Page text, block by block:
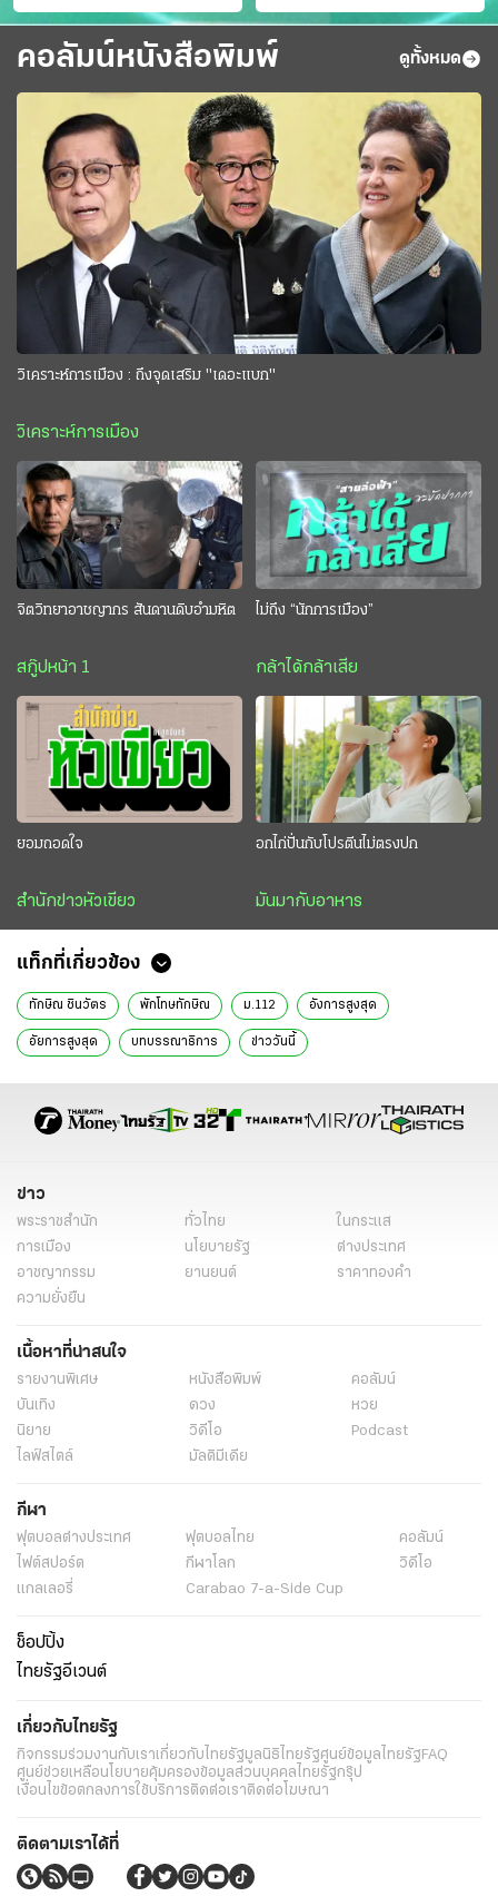
ไม่มีศพเพิ่ม
สอบท้องถิ่น จ่อบี้รํ่ารวยมากปกติ
คอลัมน์หนังสือพิมพ์ ดูทั้งหมด
วิเคราะห์การเมือง : ถึงจุดเสริม "เดอะแบก"
วิเคราะห์การเมือง
จิตวิทยาอาชญากร สันดานดิบอำมหิต
สกู๊ปหน้า 1
ไม่ถึง “นักการเมือง”
กล้าได้กล้าเสีย
ยอมถอดใจ
สำนักข่าวหัวเขียว
อกไก่ปั่นกับโปรตีนไม่ตรงปก
มันมากับอาหาร
แท็กที่เกี่ยวข้อง
ทักษิณ ชินวัตร พักโทษทักษิณ ม.112 อังการสูงสุด
อัยการสูงสุด บทบรรณาธิการ ข่าววันนี้
ข่าว
พระราชสำนัก ทั่วไทย
ในกระแส
การเมือง
นโยบายรัฐ
ต่างประเทศ
อาชญากรรม
ยานยนต์
ราคาทองคำ
ความยั่งยืน
เนื้อหาที่น่าสนใจ
รายงานพิเศษ หนังสือพิมพ์
คอลัมน์
บันเทิง
ดวง
หวย
นิยาย
วิดีโอ
Podcast
ไลฟ์สไตล์
มัลติมีเดีย
กีฬา
ฟุตบอลต่่างประเทศ ฟุตบอลไทย
คอลัมน์
ไฟต์สปอร์ต
กีฬาโลก
วิดีโอ
แกลเลอรี่
Carabao 7-a-Side Cup
ช็อปปิ้ง
ไทยรัฐอีเวนต์
เกี่ยวกับไทยรัฐ
กิจกรรมร่วมงานกับเราเกี่ยวกับไทยรัฐมูลนิธิไทยรัฐศูนย์ข้อมูลไทยรัฐFAQ
ศูนย์ช่วยเหลือนโยบายคุ้มครองข้อมูลส่วนบุคคลไทยรัฐกรุ๊ป
เงื่อนไขข้อตกลงการใช้บริการติดต่อเราติดต่อโฆษณา
ติดตามเราได้ที่